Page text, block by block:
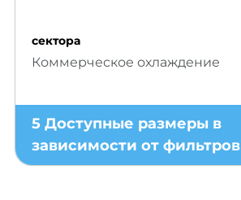
сектора
Коммерческое охлаждение
5 Доступные размеры в
зависимости от фильтров